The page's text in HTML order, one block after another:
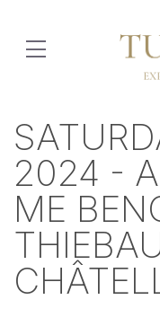
2024 -
ME